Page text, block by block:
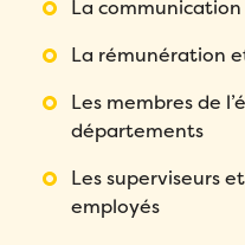
La communication
La rémunération
Les membres de
départements
Les superviseurs
employés